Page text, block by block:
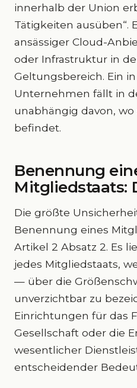
innerhalb der Union
Tätigkeiten ausüben“.
ansässiger Cloud-
oder Infrastruktur in
Geltungsbereich. Ein
Unternehmen fällt in
unabhängig davon,
befindet.
Benennung
Mitgliedstaats:
Die größte
Benennung eines
Artikel 2 Absatz 2. Es
jedes Mitgliedstaats,
— über die
unverzichtbar zu
Einrichtungen für das
Gesellschaft oder die
wesentlicher
entscheidender